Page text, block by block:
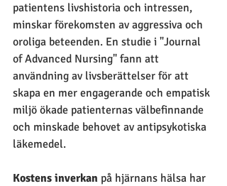
patientens livshistoria och intressen,
minskar förekomsten av aggressiva och
oroliga beteenden. En studie i "Journal
of Advanced Nursing" fann att
användning av livsberättelser för att
skapa en mer engagerande och empatisk
miljö ökade patienternas välbefinnande
och minskade behovet av antipsykotiska
läkemedel.
Kostens inverkan på hjärnans hälsa har